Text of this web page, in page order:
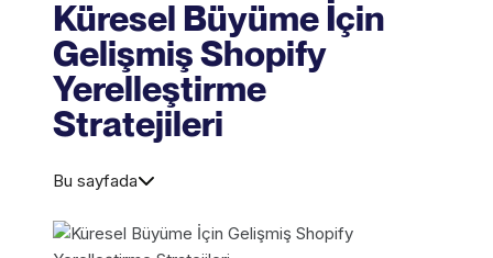
Küresel Büyüme İçin
Gelişmiş Shopify
Yerelleştirme
Stratejileri
Bu sayfada